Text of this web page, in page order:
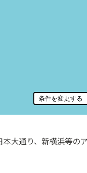
大通り、新横浜等の